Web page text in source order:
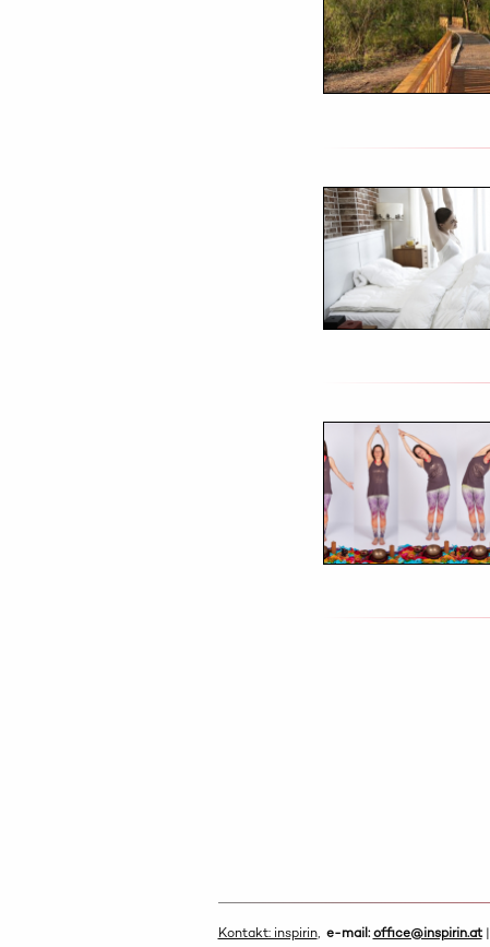
Kontakt: inspirin, e-mail: office@inspirin.at|